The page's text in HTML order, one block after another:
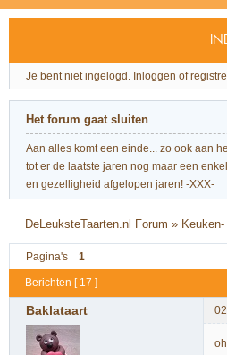
Je bent niet ingelogd. Inloggen of
Het forum gaat sluiten
Aan alles komt een einde... zo ook aan
tot er de laatste jaren nog maar een
en gezelligheid afgelopen jaren! -XXX-
DeLeuksteTaarten.nl Forum »
Pagina's 1
Berichten [ 17 ]
Baklataart